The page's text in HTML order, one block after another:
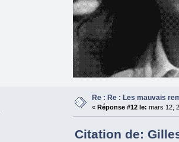
Re : Re : Les mauvais
« Réponse #12 le: mars 12,
Citation de: